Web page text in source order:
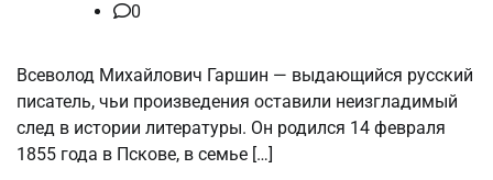
0
Всеволод Михайлович Гаршин — выдающийся русский
писатель, чьи произведения оставили неизгладимый
след в истории литературы. Он родился 14 февраля
1855 года в Пскове, в семье […]